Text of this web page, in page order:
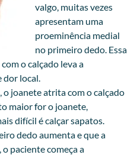
valgo, muitas vezes
apresentam uma
proeminência medial
no primeiro dedo. Essa
o calçado leva a
local.
o joanete atrita com o calçado
maior for o joanete,
difícil é calçar sapatos.
dedo aumenta e que a
paciente começa a